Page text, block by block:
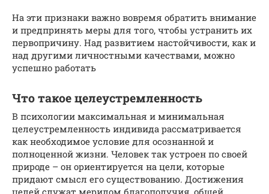
На эти признаки важно вовремя обратить внимание
и предпринять меры для того, чтобы устранить их
первопричину. Над развитием настойчивости, как и
над другими личностными качествами, можно
успешно работать
Что такое целеустремленность
В психологии максимальная и минимальная
целеустремленность индивида рассматривается
как необходимое условие для осознанной и
полноценной жизни. Человек так устроен по своей
природе – он ориентируется на цели, которые
придают смысл его существованию. Достижения
целей служат мерилом благополучия, общей